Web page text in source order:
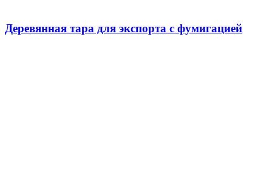
Деревянная тара для экспорта с фумигацией